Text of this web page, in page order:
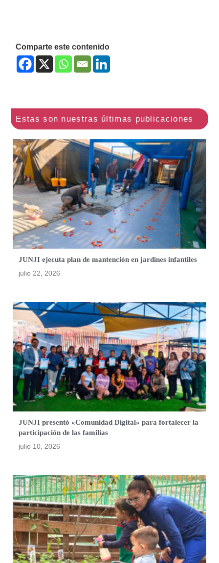
Comparte este contenido
JUNJI ejecuta plan de mantención en jardines infantiles
julio 22, 2026
JUNJI presentó «Comunidad Digital» para fortalecer la
participación de las familias
julio 10, 2026